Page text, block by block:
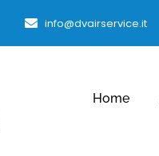
info@dvairservice.it
Home